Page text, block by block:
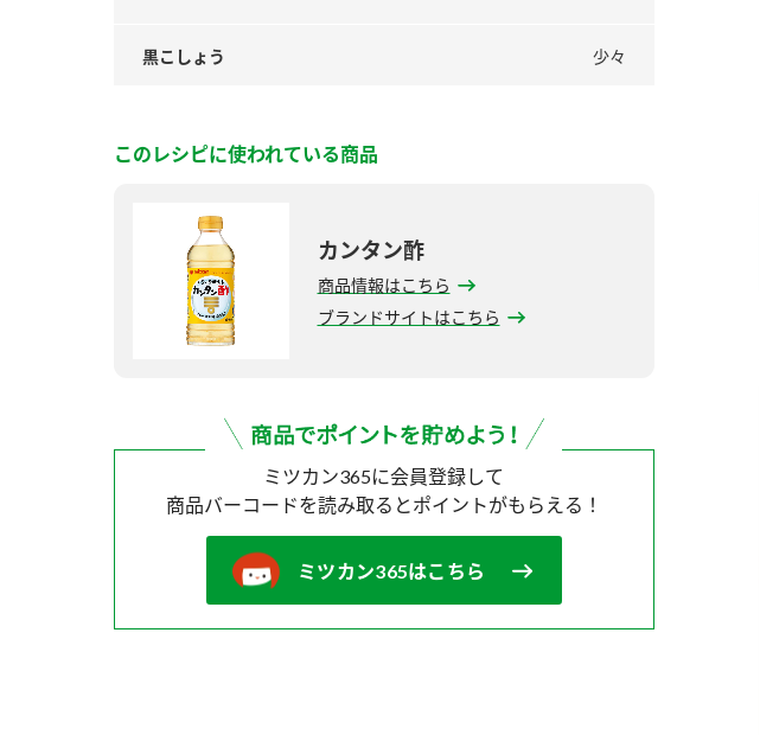
黒こしょう 少々
このレシピに使われている商品
カンタン酢
商品情報はこちら
ブランドサイトはこちら
ミツカン365に会員登録して
商品バーコードを読み取ると ポイントがもらえる！
ミツカン365はこちら